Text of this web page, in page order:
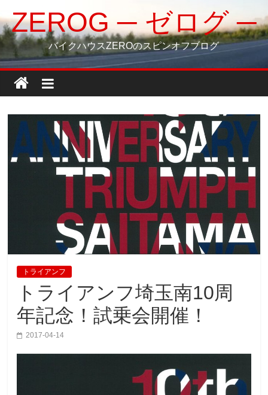
ン
テ
ツ
ス
ZEROG ─ ゼログ ─
バイクハウスZEROのスピンオフブログ
トライアンフ
トライアンフ埼玉南10周
年記念！試乗会開催！
2017-04-14